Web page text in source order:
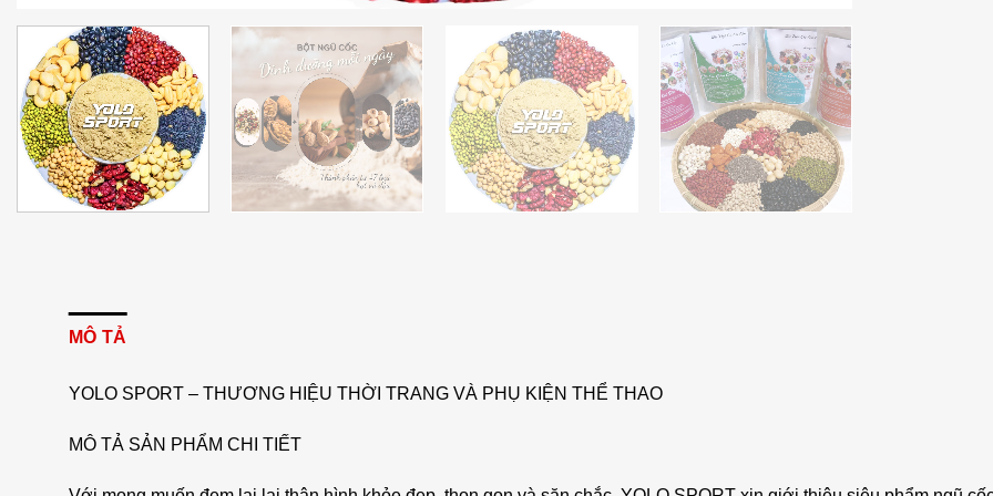
MÔ TẢ
YOLO SPORT – THƯƠNG HIỆU THỜI TRANG VÀ PHỤ KIỆN THỂ THAO
MÔ TẢ SẢN PHẨM CHI TIẾT